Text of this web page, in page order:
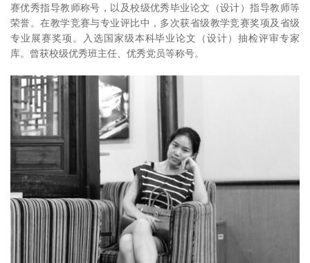
赛优秀指导教师称号，以及校级优秀毕业论文（设计）指导教师等
荣誉。在教学竞赛与专业评比中，多次获省级教学竞赛奖项及省级
专业展赛奖项。入选国家级本科毕业论文（设计）抽检评审专家
库。曾获校级优秀班主任、优秀党员等称号。